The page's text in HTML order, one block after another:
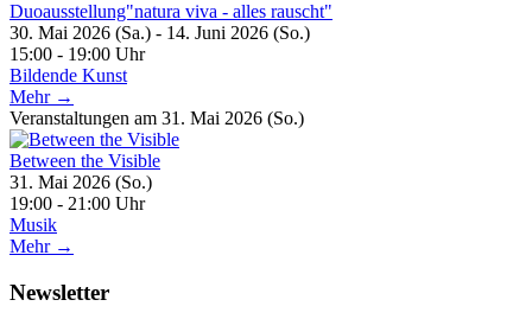
Duoausstellung"natura viva - alles rauscht"
30. Mai 2026 (Sa.) - 14. Juni 2026 (So.)
15:00 - 19:00 Uhr
Bildende Kunst
Mehr →
Veranstaltungen am 31. Mai 2026 (So.)
Between the Visible
31. Mai 2026 (So.)
19:00 - 21:00 Uhr
Musik
Mehr →
Newsletter